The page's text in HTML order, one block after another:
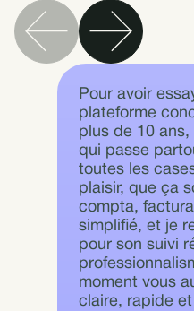
L'offre
plateforme
de piloter ses
autorisations
collaborateur.
comparé aux
service client
activité, est à
évolutions et
amélioration
services.
Pour avoir
plateforme
plus de 10
qui passe
toutes les
plaisir, que ça
compta,
simplifié, et je
pour son suivi
moment vous
claire, rapide